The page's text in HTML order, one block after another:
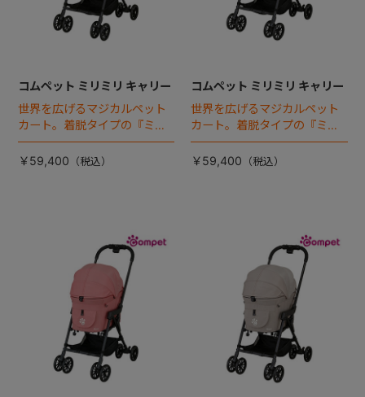
コムペット ミリミリ キャリー
世界を広げるマジカルペット
カート。着脱タイプの『ミリ
ミリEG』 がフルモデルチェン
ジ 。新機能「マジカルフォー
￥59,400
コムペット ミリミリ キャリー
世界を広げるマジカルペット
カート。着脱タイプの『ミリ
ミリEG』 がフルモデルチェン
ジ 。新機能「マジカルフォー
￥59,400